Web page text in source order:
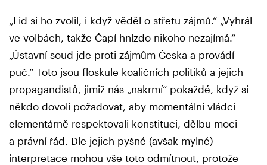
„Lid si ho zvolil, i když věděl o střetu zájmů.“ „Vyhrál
ve volbách, takže Čapí hnízdo nikoho nezajímá.“
„Ústavní soud jde proti zájmům Česka a provádí
puč.“ Toto jsou floskule koaličních politiků a jejich
propagandistů, jimiž nás „nakrmí“ pokaždé, když si
někdo dovolí požadovat, aby momentální vládci
elementárně respektovali konstituci, dělbu moci
a právní řád. Dle jejich pyšné (avšak mylné)
interpretace mohou vše toto odmítnout, protože